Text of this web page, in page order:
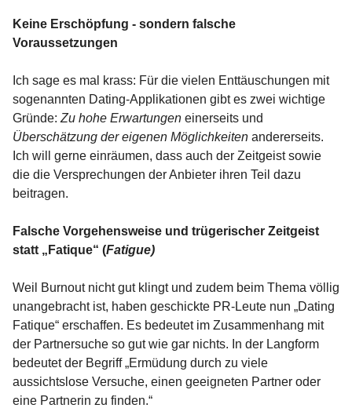
Keine Erschöpfung - sondern falsche
Voraussetzungen
Ich sage es mal krass: Für die vielen Enttäuschungen mit
sogenannten Dating-Applikationen gibt es zwei wichtige
Gründe: Zu hohe Erwartungen einerseits und
Überschätzung der eigenen Möglichkeiten andererseits.
Ich will gerne einräumen, dass auch der Zeitgeist sowie
die die Versprechungen der Anbieter ihren Teil dazu
beitragen.
Falsche Vorgehensweise und trügerischer Zeitgeist
statt „Fatique“ (Fatigue)
Weil Burnout nicht gut klingt und zudem beim Thema völlig
unangebracht ist, haben geschickte PR-Leute nun „Dating
Fatique“ erschaffen. Es bedeutet im Zusammenhang mit
der Partnersuche so gut wie gar nichts. In der Langform
bedeutet der Begriff „Ermüdung durch zu viele
aussichtslose Versuche, einen geeigneten Partner oder
eine Partnerin zu finden.“